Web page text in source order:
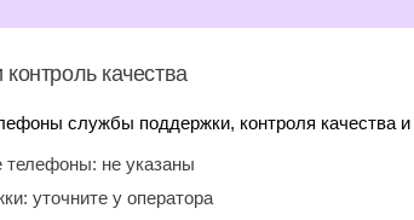
качества
службы поддержки, контроля качества и
телефоны: не указаны
уточните у оператора